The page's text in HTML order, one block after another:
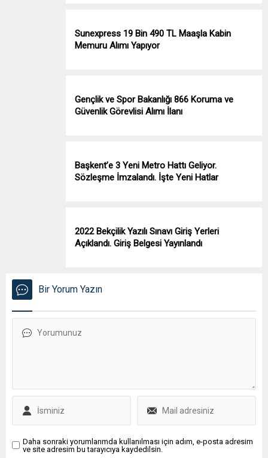
Sunexpress 19 Bin 490 TL Maaşla Kabin
Memuru Alımı Yapıyor
Gençlik ve Spor Bakanlığı 866 Koruma ve
Güvenlik Görevlisi Alımı İlanı
Başkent’e 3 Yeni Metro Hattı Geliyor.
Sözleşme İmzalandı. İşte Yeni Hatlar
2022 Bekçilik Yazılı Sınavı Giriş Yerleri
Açıklandı. Giriş Belgesi Yayınlandı
Bir Yorum Yazın
Daha sonraki yorumlarımda kullanılması için adım, e-posta adresim
ve site adresim bu tarayıcıya kaydedilsin.